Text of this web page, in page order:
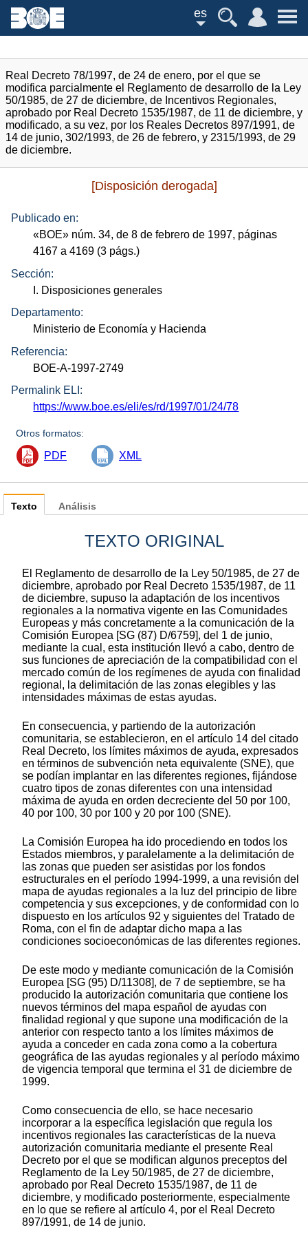
es
Real Decreto 78/1997, de 24 de enero, por el que se
modifica parcialmente el Reglamento de desarrollo de la Ley
50/1985, de 27 de diciembre, de Incentivos Regionales,
aprobado por Real Decreto 1535/1987, de 11 de diciembre, y
modificado, a su vez, por los Reales Decretos 897/1991, de
14 de junio, 302/1993, de 26 de febrero, y 2315/1993, de 29
de diciembre.
[Disposición derogada]
Publicado en:
«BOE» núm. 34, de 8 de febrero de 1997, páginas
4167 a 4169 (3 págs.)
Sección:
I. Disposiciones generales
Departamento:
Ministerio de Economía y Hacienda
Referencia:
BOE-A-1997-2749
Permalink ELI:
https://www.boe.es/eli/es/rd/1997/01/24/78
Otros formatos:
PDF XML
Texto
TEXTO ORIGINAL
El Reglamento de desarrollo de la Ley 50/1985, de 27 de
diciembre, aprobado por Real Decreto 1535/1987, de 11
de diciembre, supuso la adaptación de los incentivos
regionales a la normativa vigente en las Comunidades
Europeas y más concretamente a la comunicación de la
Comisión Europea [SG (87) D/6759], del 1 de junio,
mediante la cual, esta institución llevó a cabo, dentro de
sus funciones de apreciación de la compatibilidad con el
mercado común de los regímenes de ayuda con finalidad
regional, la delimitación de las zonas elegibles y las
intensidades máximas de estas ayudas.
En consecuencia, y partiendo de la autorización
comunitaria, se establecieron, en el artículo 14 del citado
Real Decreto, los límites máximos de ayuda, expresados
en términos de subvención neta equivalente (SNE), que
se podían implantar en las diferentes regiones, fijándose
cuatro tipos de zonas diferentes con una intensidad
máxima de ayuda en orden decreciente del 50 por 100,
40 por 100, 30 por 100 y 20 por 100 (SNE).
La Comisión Europea ha ido procediendo en todos los
Estados miembros, y paralelamente a la delimitación de
las zonas que pueden ser asistidas por los fondos
estructurales en el período 1994-1999, a una revisión del
mapa de ayudas regionales a la luz del principio de libre
competencia y sus excepciones, y de conformidad con lo
dispuesto en los artículos 92 y siguientes del Tratado de
Roma, con el fin de adaptar dicho mapa a las
condiciones socioeconómicas de las diferentes regiones.
De este modo y mediante comunicación de la Comisión
Europea [SG (95) D/11308], de 7 de septiembre, se ha
producido la autorización comunitaria que contiene los
nuevos términos del mapa español de ayudas con
finalidad regional y que supone una modificación de la
anterior con respecto tanto a los límites máximos de
ayuda a conceder en cada zona como a la cobertura
geográfica de las ayudas regionales y al período máximo
de vigencia temporal que termina el 31 de diciembre de
1999.
Como consecuencia de ello, se hace necesario
incorporar a la específica legislación que regula los
incentivos regionales las características de la nueva
autorización comunitaria mediante el presente Real
Decreto por el que se modifican algunos preceptos del
Reglamento de la Ley 50/1985, de 27 de diciembre,
aprobado por Real Decreto 1535/1987, de 11 de
diciembre, y modificado posteriormente, especialmente
en lo que se refiere al artículo 4, por el Real Decreto
897/1991, de 14 de junio.
Análisis